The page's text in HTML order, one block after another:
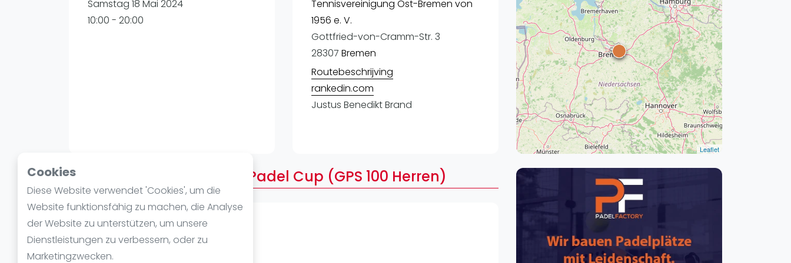
Cookies
Diese Website verwendet 'Cookies', um die
Website funktionsfähig zu machen, die Analyse
der Website zu unterstützen, um unsere
Dienstleistungen zu verbessern, oder zu
Marketingzwecken.
Verschiedenes
Leipzig
Dortmund
Essen
Samstag 18 Mai 2024
10:00 - 20:00
Tennisvereinigung Ost-Bremen von
1956 e. V.
Gottfried-von-Cramm-Str. 3
28307 Bremen
Routebeschrijving
rankedin.com
Justus Benedikt Brand
Leaflet
Über 2. TVO CUPRA HEAD Padel Cup (GPS 100 Herren)
2. TVO CUPRA HEAD Padel Cup